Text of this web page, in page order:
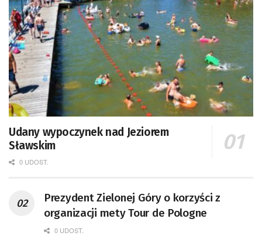
Udany wypoczynek nad Jeziorem
Sławskim
0 UDOST.
Prezydent Zielonej Góry o korzyści z
organizacji mety Tour de Pologne
0 UDOST.